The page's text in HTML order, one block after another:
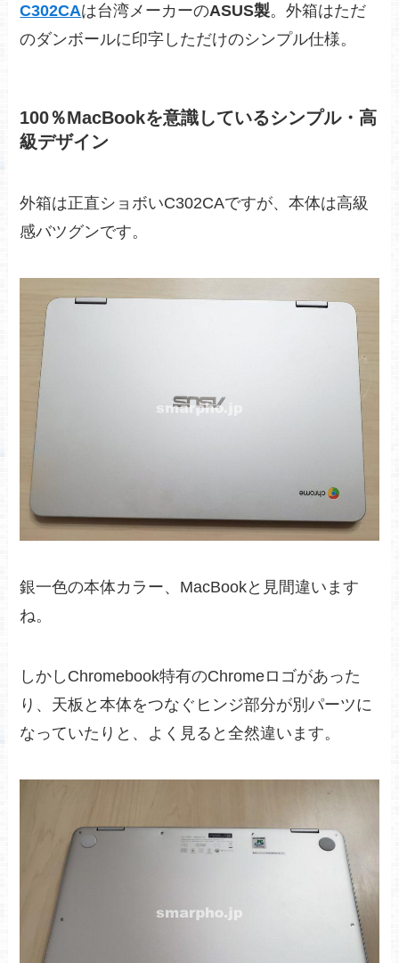
C302CAは台湾メーカーのASUS製。外箱はただ
のダンボールに印字しただけのシンプル仕様。
100％MacBookを意識しているシンプル・高
級デザイン
外箱は正直ショボいC302CAですが、本体は高級
感バツグンです。
銀一色の本体カラー、MacBookと見間違います
ね。
しかしChromebook特有のChromeロゴがあった
り、天板と本体をつなぐヒンジ部分が別パーツに
なっていたりと、よく見ると全然違います。